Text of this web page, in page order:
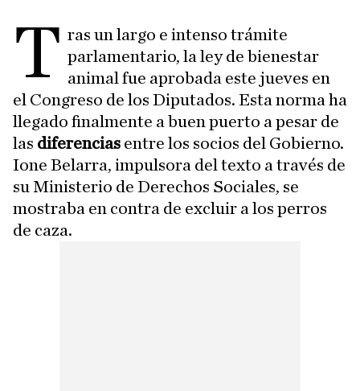
T ras un largo e intenso trámite
parlamentario, la ley de bienestar
animal fue aprobada este jueves en
el Congreso de los Diputados. Esta norma ha
llegado finalmente a buen puerto a pesar de
las diferencias entre los socios del Gobierno.
Ione Belarra, impulsora del texto a través de
su Ministerio de Derechos Sociales, se
mostraba en contra de excluir a los perros
de caza.